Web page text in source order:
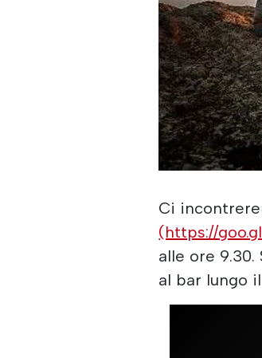
Ci
(https://
alle ore
al bar lungo